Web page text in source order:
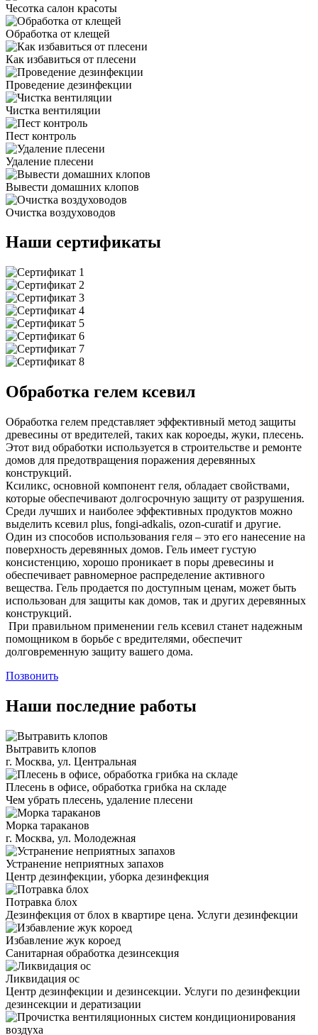
Чесотка салон красоты
Обработка от клещей
Как избавиться от плесени
Проведение дезинфекции
Чистка вентиляции
Пест контроль
Удаление плесени
Вывести домашних клопов
Очистка воздуховодов
Наши сертификаты
Обработка гелем ксевил
Обработка гелем представляет эффективный метод защиты
древесины от вредителей, таких как короеды, жуки, плесень.
Этот вид обработки используется в строительстве и ремонте
домов для предотвращения поражения деревянных
конструкций.
Ксиликс, основной компонент геля, обладает свойствами,
которые обеспечивают долгосрочную защиту от разрушения.
Среди лучших и наиболее эффективных продуктов можно
выделить ксевил plus, fongi-adkalis, ozon-curatif и другие.
Один из способов использования геля – это его нанесение на
поверхность деревянных домов. Гель имеет густую
консистенцию, хорошо проникает в поры древесины и
обеспечивает равномерное распределение активного
вещества. Гель продается по доступным ценам, может быть
использован для защиты как домов, так и других деревянных
конструкций.
При правильном применении гель ксевил станет надежным
помощником в борьбе с вредителями, обеспечит
долговременную защиту вашего дома.
Позвонить
Наши последние работы
Вытравить клопов
г. Москва, ул. Центральная
Плесень в офисе, обработка грибка на складе
Чем убрать плесень, удаление плесени
Морка тараканов
г. Москва, ул. Молодежная
Устранение неприятных запахов
Центр дезинфекции, уборка дезинфекция
Потравка блох
Дезинфекция от блох в квартире цена. Услуги дезинфекции
Избавление жук короед
Санитарная обработка дезинсекция
Ликвидация ос
Центр дезинфекции и дезинсекции. Услуги по дезинфекции
дезинсекции и дератизации